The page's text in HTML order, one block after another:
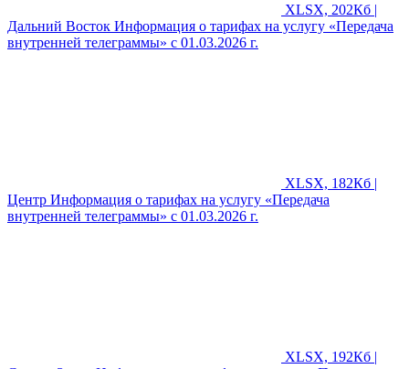
XLSX, 202Кб |
Дальний Восток Информация о тарифах на услугу «Передача
внутренней телеграммы» с 01.03.2026 г.
XLSX, 182Кб |
Центр Информация о тарифах на услугу «Передача
внутренней телеграммы» с 01.03.2026 г.
XLSX, 192Кб |